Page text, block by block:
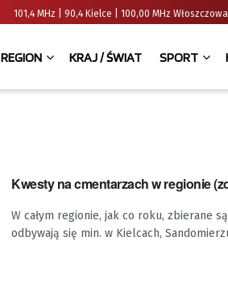
101,4 MHz | 90,4 Kielce | 100,00 MHz
REGION KRAJ / ŚWIAT SPORT
Kwesty na cmentarzach w regionie
W całym regionie, jak co roku, zbierane
odbywają się min. w Kielcach,